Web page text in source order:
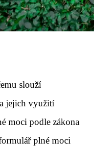
slouží
jejich využití
moci podle zákona
plné moci